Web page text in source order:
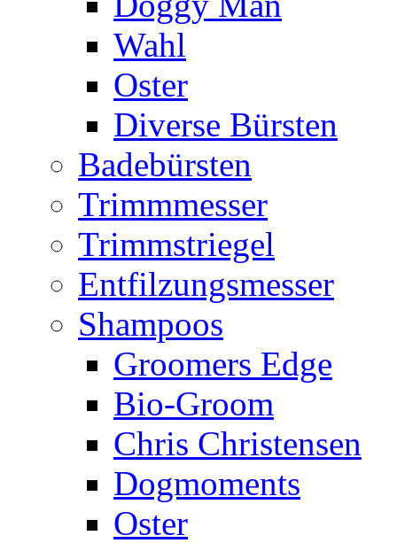
Wahl
Oster
Diverse Bürsten
Badebürsten
Trimmmesser
Trimmstriegel
Entfilzungsmesser
Shampoos
Groomers Edge
Bio-Groom
Chris Christensen
Dogmoments
Oster